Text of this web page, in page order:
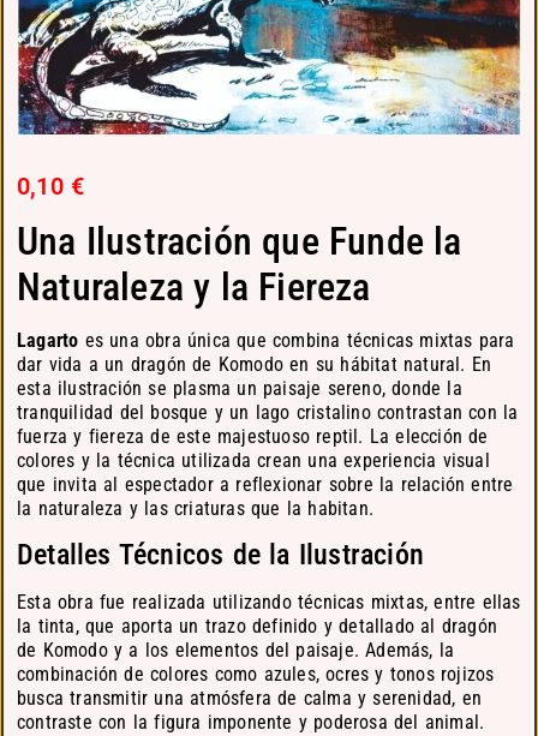
0,10 €
Una Ilustración que Funde la
Naturaleza y la Fiereza
Lagarto es una obra única que combina técnicas mixtas para
dar vida a un dragón de Komodo en su hábitat natural. En
esta ilustración se plasma un paisaje sereno, donde la
tranquilidad del bosque y un lago cristalino contrastan con la
fuerza y fiereza de este majestuoso reptil. La elección de
colores y la técnica utilizada crean una experiencia visual
que invita al espectador a reflexionar sobre la relación entre
la naturaleza y las criaturas que la habitan.
Detalles Técnicos de la Ilustración
Esta obra fue realizada utilizando técnicas mixtas, entre ellas
la tinta, que aporta un trazo definido y detallado al dragón
de Komodo y a los elementos del paisaje. Además, la
combinación de colores como azules, ocres y tonos rojizos
busca transmitir una atmósfera de calma y serenidad, en
contraste con la figura imponente y poderosa del animal.